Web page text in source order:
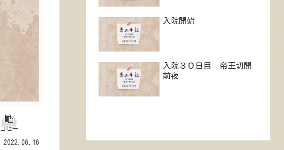
コピー
2022.06.16
入院開始
入院３０日目 帝王切開
前夜